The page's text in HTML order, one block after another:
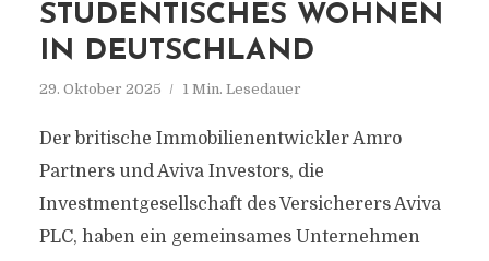
STUDENTISCHES WOHNEN
IN DEUTSCHLAND
29. Oktober 2025 1 Min. Lesedauer
Der britische Immobilienentwickler Amro
Partners und Aviva Investors, die
Investmentgesellschaft des Versicherers Aviva
PLC, haben ein gemeinsames Unternehmen